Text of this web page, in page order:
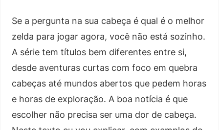
Se a pergunta na sua cabeça é qual é o melhor
zelda para jogar agora, você não está sozinho.
A série tem títulos bem diferentes entre si,
desde aventuras curtas com foco em quebra
cabeças até mundos abertos que pedem horas
e horas de exploração. A boa notícia é que
escolher não precisa ser uma dor de cabeça.